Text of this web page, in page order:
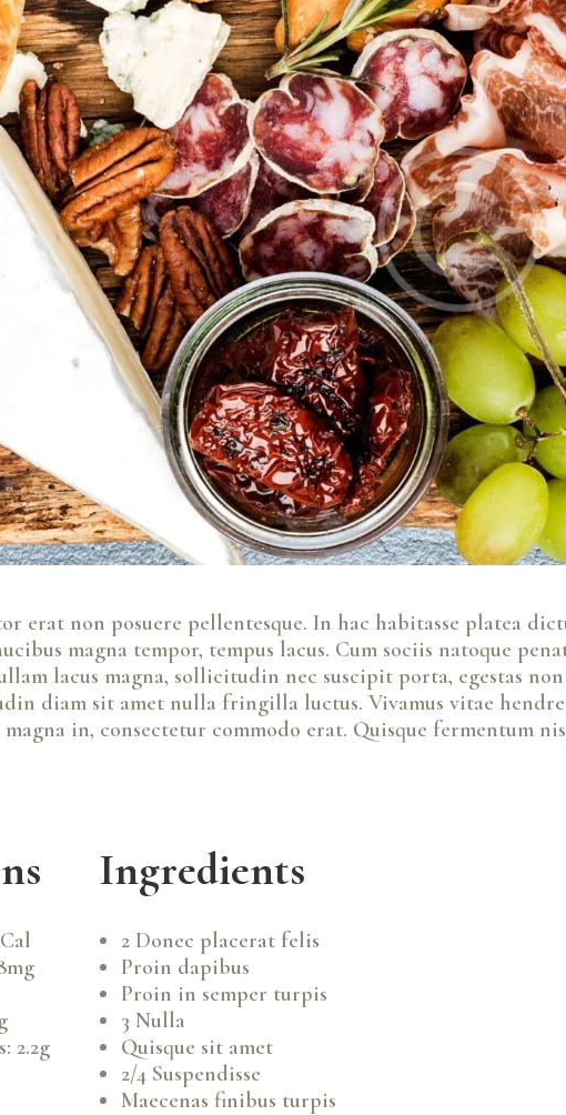
erat non posuere pellentesque. In hac habitasse platea
magna tempor, tempus lacus. Cum sociis natoque
lacus magna, sollicitudin nec suscipit porta, egestas
diam sit amet nulla fringilla luctus. Vivamus vitae
in, consectetur commodo erat. Quisque fermentum
2.2g
Ingredients
2 Donec placerat felis
Proin dapibus
Proin in semper turpis
3 Nulla
Quisque sit amet
2/4 Suspendisse
Maecenas finibus turpis